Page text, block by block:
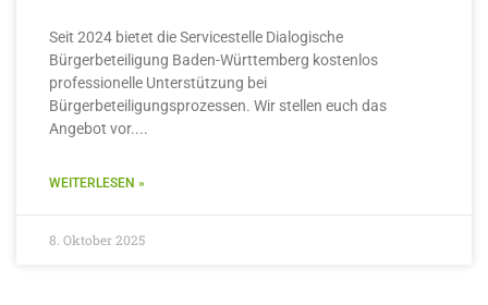
Seit 2024 bietet die Servicestelle Dialogische
Bürgerbeteiligung Baden-Württemberg kostenlos
professionelle Unterstützung bei
Bürgerbeteiligungsprozessen. Wir stellen euch das
Angebot vor.
WEITERLESEN »
8. Oktober 2025